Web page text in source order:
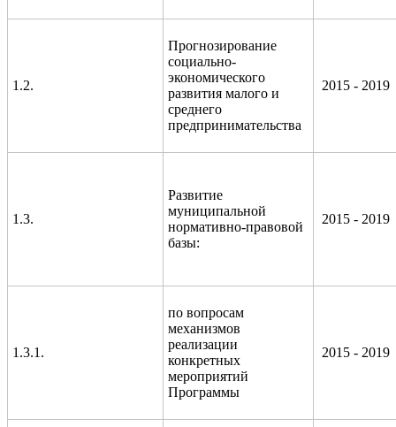
1.2.
Прогнозирование
социально-
экономического
развития малого и
среднего
предпринимательства
2015 - 2019
1.3.
Развитие
муниципальной
нормативно-правовой
базы:
2015 - 2019
1.3.1.
по вопросам
механизмов
реализации
конкретных
мероприятий
Программы
2015 - 2019